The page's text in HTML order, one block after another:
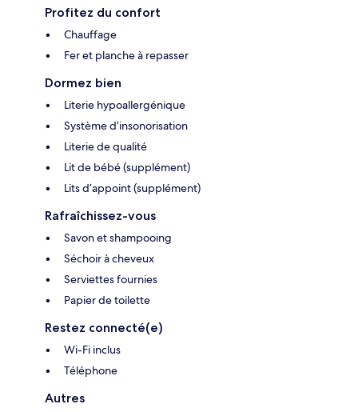
Profitez du confort
Chauffage
Fer et planche à repasser
Dormez bien
Literie hypoallergénique
Système d’insonorisation
Literie de qualité
Lit de bébé (supplément)
Lits d’appoint (supplément)
Rafraîchissez-vous
Savon et shampooing
Séchoir à cheveux
Serviettes fournies
Papier de toilette
Restez connecté(e)
Wi-Fi inclus
Téléphone
Autres